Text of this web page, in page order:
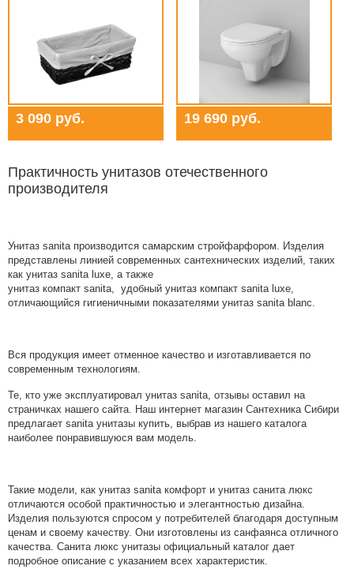
3 090 руб. 19 690 руб.
Практичность унитазов отечественного
производителя
Унитаз sanita производится самарским стройфарфором. Изделия
представлены линией современных сантехнических изделий, таких
как унитаз sanita luxe, а также
унитаз компакт sanita, удобный унитаз компакт sanita luxe,
отличающийся гигиеничными показателями унитаз sanita blanc.
Вся продукция имеет отменное качество и изготавливается по
современным технологиям.
Те, кто уже эксплуатировал унитаз sanita, отзывы оставил на
страничках нашего сайта. Наш интернет магазин Сантехника Сибири
предлагает sanita унитазы купить, выбрав из нашего каталога
наиболее понравившуюся вам модель.
Такие модели, как унитаз sanita комфорт и унитаз санита люкс
отличаются особой практичностью и элегантностью дизайна.
Изделия пользуются спросом у потребителей благодаря доступным
ценам и своему качеству. Они изготовлены из санфаянса отличного
качества. Санита люкс унитазы официальный каталог дает
подробное описание с указанием всех характеристик.